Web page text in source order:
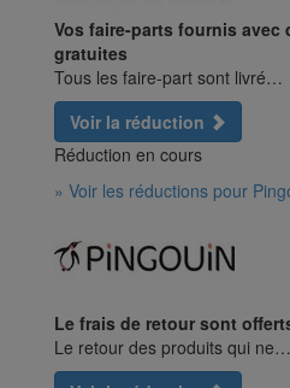
Vos faire-parts fournis avec
gratuites
Tous les faire-part sont livré…
Voir la réduction
Réduction en cours
» Voir les réductions pour
Le frais de retour sont
Le retour des produits qui ne…